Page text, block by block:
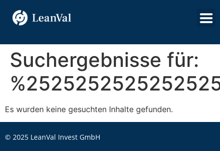
Suchergebnisse für:
Es wurden keine gesuchten Inhalte gefunden.
© 2025 LeanVal Invest GmbH